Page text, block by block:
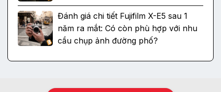
Đánh giá chi tiết Fujifilm X-E5 sau 1
năm ra mắt: Có còn phù hợp với nhu
cầu chụp ảnh đường phố?